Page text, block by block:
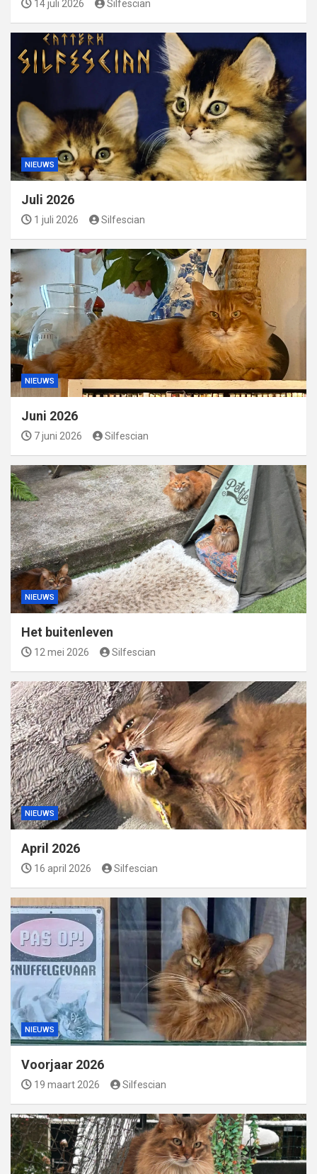
14 juli 2026 Silfescian
NIEUWS
Juli 2026
1 juli 2026 Silfescian
NIEUWS
Juni 2026
7 juni 2026 Silfescian
NIEUWS
Het buitenleven
12 mei 2026 Silfescian
NIEUWS
April 2026
16 april 2026 Silfescian
NIEUWS
Voorjaar 2026
19 maart 2026 Silfescian